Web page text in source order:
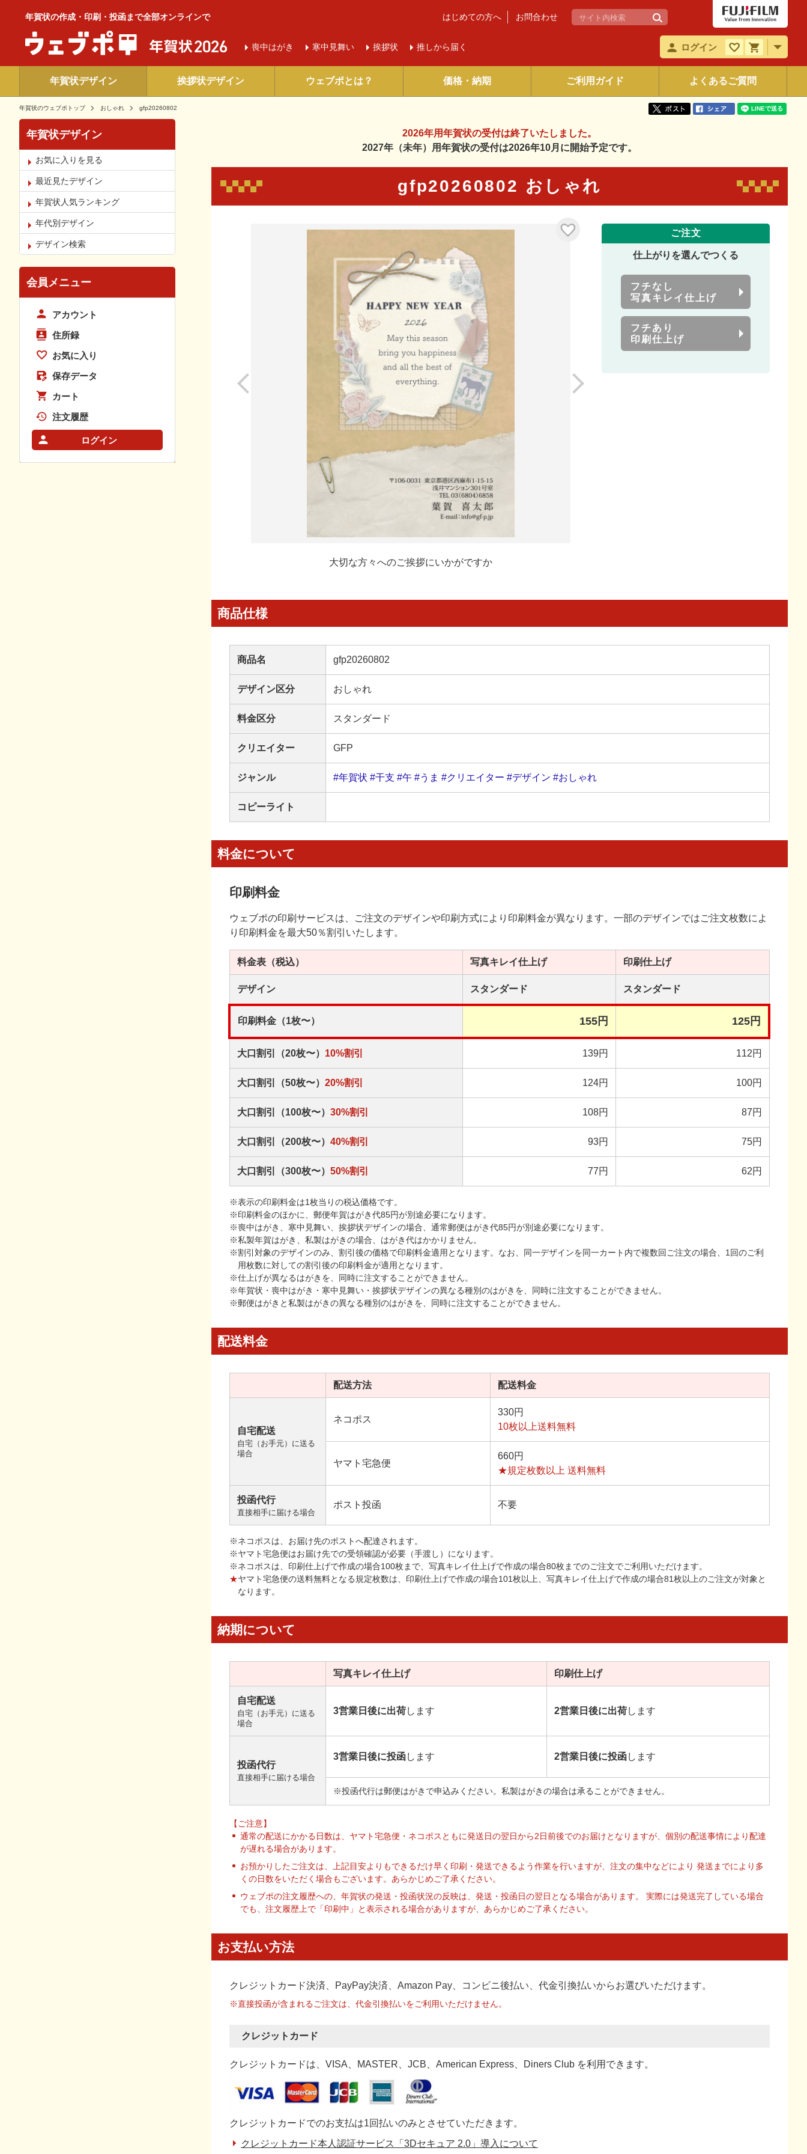
年賀状の作成・印刷・投函まで全部オンラインで
喪中はがき 寒中 見舞い 挨拶状 推しから届く
はじめての方へ お問合わせ
ログイン
年賀状デザイン 挨拶状デザイン ウェブポとは？ 価格・納期 ご利用ガイド よくあるご質問
年賀状のウェブポトップ おしゃれ gfp20260802
2026年用年賀状の受付は終了いたしました。
2027年（未年）用年賀状の受付は2026年10月に開始予定です。
gfp20260802 おしゃれ
大切な方々へのご挨拶にいかがですか
ご注文
仕上がりを選んでつくる
フチなし
写真キレイ仕上げ
フチあり
印刷仕上げ
商品仕様
商品名 gfp20260802
デザイン区分 おしゃれ
料金区分 スタンダード
クリエイター GFP
ジャンル #年賀状 #干支 #午 #うま #クリエイター #デザイン #おしゃれ
コピーライト
料金について
印刷料金
ウェブポの印刷サービスは、ご注文のデザインや印刷方式により印刷料金が異なります。一部のデザインではご注文枚数によ
り印刷料金を最大50％割引いたします。
料金表 （税込） 写真キレイ仕上げ 印刷仕上げ
デザイン スタンダード スタンダード
印刷料金（1枚〜） 155円 125円
大口割引（20枚〜） 10%割引 139円 112円
大口割引（50枚〜） 20%割引 124円 100円
大口割引（100枚〜） 30%割引 108円 87円
大口割引（200枚〜） 40%割引 93円 75円
大口割引（300枚〜） 50%割引 77円 62円
※表示の印刷料金は1枚当りの税込価格です。
※印刷料金のほかに、郵便年賀はがき代85円が別途必要になります。
※喪中はがき、寒中見舞い、挨拶状デザインの場合、通常郵便はがき代85円が別途必要になります。
※私製年賀はがき、私製はがきの場合、はがき代はかかりません。
※割引対象のデザインのみ、割引後の価格で印刷料金適用となります。なお、同一デザインを同一カート内で複数回ご注文の場合、1回のご利
用枚数に対しての割引後の印刷料金が適用となります。
※仕上げが異なるはがきを、同時に注文することができません。
※年賀状・喪中はがき・寒中見舞い・挨拶状デザインの異なる種別のはがきを、同時に注文することができません。
※郵便はがきと私製はがきの異なる種別のはがきを、同時に注文することができません。
配送料金
配送方法 配送料金
自宅配送
自宅（お手元）に送る
場合
ネコポス
330円
10枚以上送料無料
ヤマト宅急便
660円
★規定枚数以上 送料無料
投函代行
直接相手に届ける場合
ポスト投函 不要
※ネコポスは、お届け先のポストへ配達されます。
※ヤマト宅急便はお届け先での受領確認が必要（手渡し）になります。
※ネコポスは、印刷仕上げで作成の場合100枚まで、写真キレイ仕上げで作成の場合80枚までのご注文でご利用いただけます。
★ヤマト宅急便の送料無料となる規定枚数は、印刷仕上げで作成の場合101枚以上、写真キレイ仕上げで作成の場合81枚以上のご注文が対象と
なります。
納期について
写真キレイ仕上げ 印刷仕上げ
自宅配送
自宅（お手元）に送る
場合
3営業日後に出荷します 2営業日後に出荷します
投函代行
直接相手に届ける場合
3営業日後に投函します 2営業日後に投函します
※投函代行は郵便はがきで申込みください。私製はがきの場合は承ることができません。
【ご注意】
通常の配送にかかる日数は、ヤマト宅急便・ネコポスともに発送日の翌日から2日前後でのお届けとなりますが、個別の配送事情により配達
が遅れる場合があります。
お預かりしたご注文は、上記目安よりもできるだけ早く印刷・発送できるよう作業を行いますが、注文の集中などにより 発送までにより多
くの日数をいただく場合もございます。あらかじめご了承ください。
ウェブポの注文履歴への、年賀状の発送・投函状況の反映は、発送・投函日の翌日となる場合があります。 実際には発送完了している場合
でも、注文履歴上で「印刷中」と表示される場合がありますが、あらかじめご了承ください。
お支払い方法
クレジットカード決済、PayPay決済 、Amazon Pay、コンビニ後払い、代金引換払いからお選びいただけます。
※直接投函が含まれるご注文は、代金引換払いをご利用いただけません。
クレジットカード
クレジットカードは、VISA、MASTER、JCB、American Express、Diners Club を利用できます。
クレジットカードでのお支払は1回払いのみとさせていただきます。
クレジットカード本人認証サービス「3Dセキュア 2.0」導入について
年賀状デザイン
お気に入りを見る
最近見たデザイン
年賀状人気ランキング
年代別デザイン
デザイン検索
会員メニュー
アカウント
住所録
お気に入り
保存データ
カート
注文履歴
ログイン